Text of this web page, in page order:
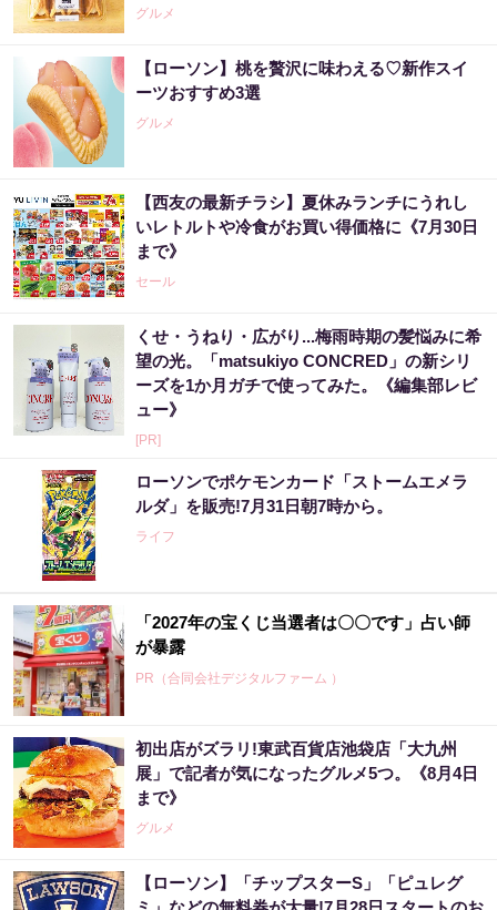
グルメ
【ローソン】桃を贅沢に味わえる♡新作スイ
ーツおすすめ3選
グルメ
【西友の最新チラシ】夏休みランチにうれし
いレトルトや冷食がお買い得価格に《7月30日
まで》
セール
くせ・うねり・広がり...梅雨時期の髪悩みに希
望の光。「matsukiyo CONCRED」の新シリ
ーズを1か月ガチで使ってみた。《編集部レビ
ュー》
[PR]
ローソンでポケモンカード「ストームエメラ
ルダ」を販売!7月31日朝7時から。
ライフ
「2027年の宝くじ当選者は〇〇です」占い師
が暴露
PR（合同会社デジタルファーム ）
「2027年の宝くじ当選者は〇〇です」占い師
が暴露
PR（合同会社デジタルファーム ）
売り場じゃ教えてくれない！当たる人だけが
初出店がズラリ!東武百貨店池袋店「大九州
展」で記者が気になったグルメ5つ。《8月4日
まで》
グルメ
【ローソン】「チップスターS」「ピュレグ